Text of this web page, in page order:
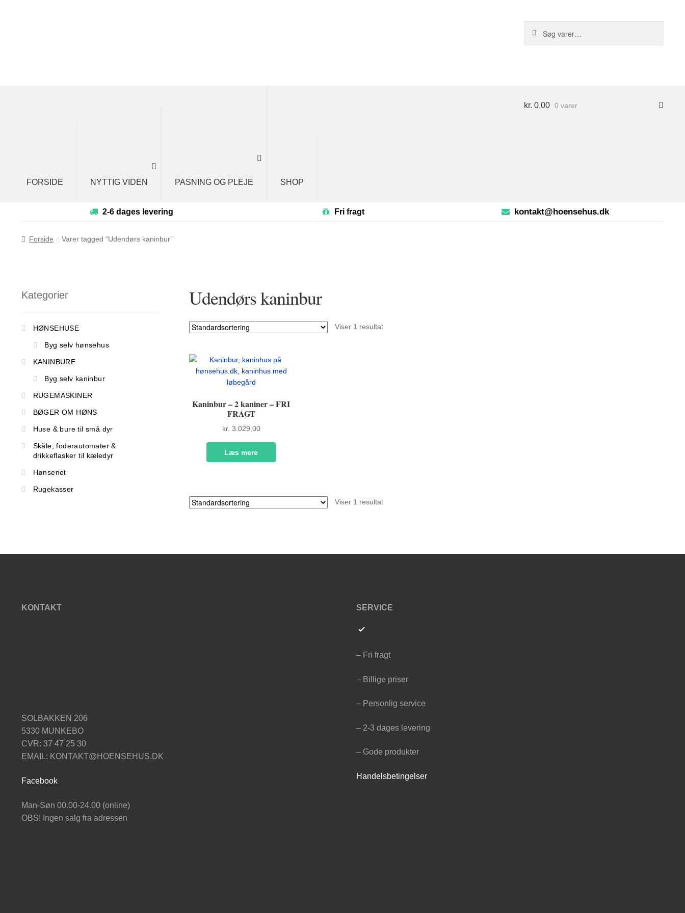
efter:
FORSIDE NYTTIG VIDEN PASNING OG PLEJE SHOP
kr. 0,00 0 varer
2-6 dages levering Fri fragt kontakt@hoensehus.dk
Forside Varer tagged “Udendørs kaninbur”
Udendørs kaninbur
Viser 1 resultat
Kaninbur – 2 kaniner – FRI
FRAGT
kr. 3.029,00
Læs mere
Viser 1 resultat
Kategorier
HØNSEHUSE
Byg selv hønsehus
KANINBURE
Byg selv kaninbur
RUGEMASKINER
BØGER OM HØNS
Huse & bure til små dyr
Skåle, foderautomater &
drikkeflasker til kæledyr
Hønsenet
Rugekasser
KONTAKT
SOLBAKKEN 206
5330 MUNKEBO
CVR: 37 47 25 30
EMAIL: KONTAKT@HOENSEHUS.DK
Facebook
Man-Søn 00.00-24.00 (online)
OBS! Ingen salg fra adressen
SERVICE
– Fri fragt
– Billige priser
– Personlig service
– 2-3 dages levering
– Gode produkter
Handelsbetingelser